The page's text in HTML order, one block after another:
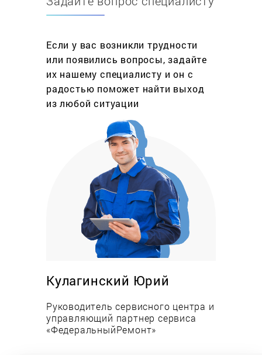
Если у вас возникли трудности
или появились вопросы, задайте
их нашему специалисту и он с
радостью поможет найти выход
из любой ситуации
Кулагинский Юрий
Руководитель сервисного центра и
управляющий партнер сервиса
«ФедеральныйРемонт»